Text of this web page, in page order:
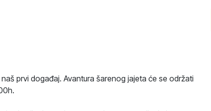
prvi događaj. Avantura šarenog jajeta će se održati